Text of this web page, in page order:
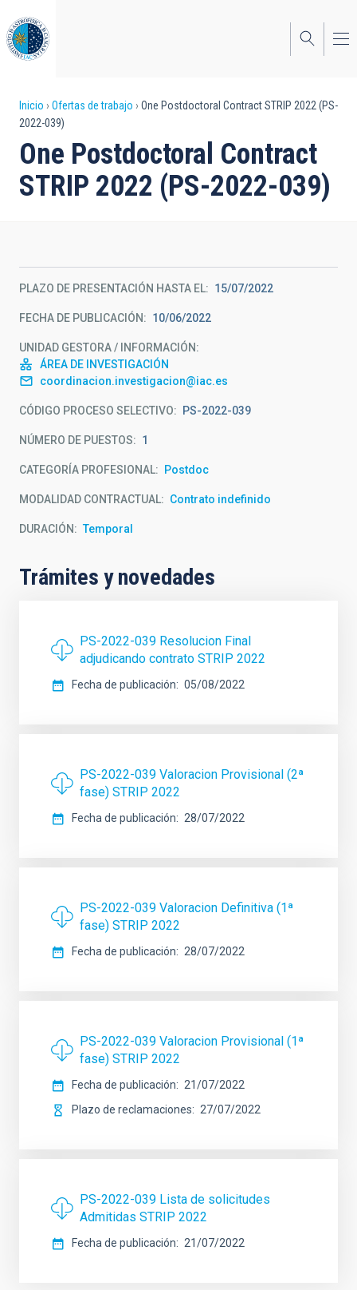
al
contenido
principal
Sobrescribir
enlaces
de
ayuda
navegación
Inicio Ofertas de trabajo
One Postdoctoral Contract STRIP 2022 (PS-
2022-039)
One Postdoctoral Contract
STRIP 2022 (PS-2022-039)
PLAZO DE PRESENTACIÓN HASTA EL 15/07/2022
FECHA DE PUBLICACIÓN 10/06/2022
UNIDAD GESTORA / INFORMACIÓN
ÁREA DE INVESTIGACIÓN
coordinacion.investigacion@iac.es
CÓDIGO PROCESO SELECTIVO PS-2022-039
NÚMERO DE PUESTOS 1
CATEGORÍA PROFESIONAL Postdoc
MODALIDAD CONTRACTUAL Contrato indefinido
DURACIÓN Temporal
Trámites y novedades
PS-2022-039 Resolucion Final
adjudicando contrato STRIP 2022
Fecha de publicación 05/08/2022
PS-2022-039 Valoracion Provisional (2ª
fase) STRIP 2022
Fecha de publicación 28/07/2022
PS-2022-039 Valoracion Definitiva (1ª
fase) STRIP 2022
Fecha de publicación 28/07/2022
PS-2022-039 Valoracion Provisional (1ª
fase) STRIP 2022
Fecha de publicación
21/07/2022
Plazo de reclamaciones
27/07/2022
PS-2022-039 Lista de solicitudes
Admitidas STRIP 2022
Fecha de publicación 21/07/2022